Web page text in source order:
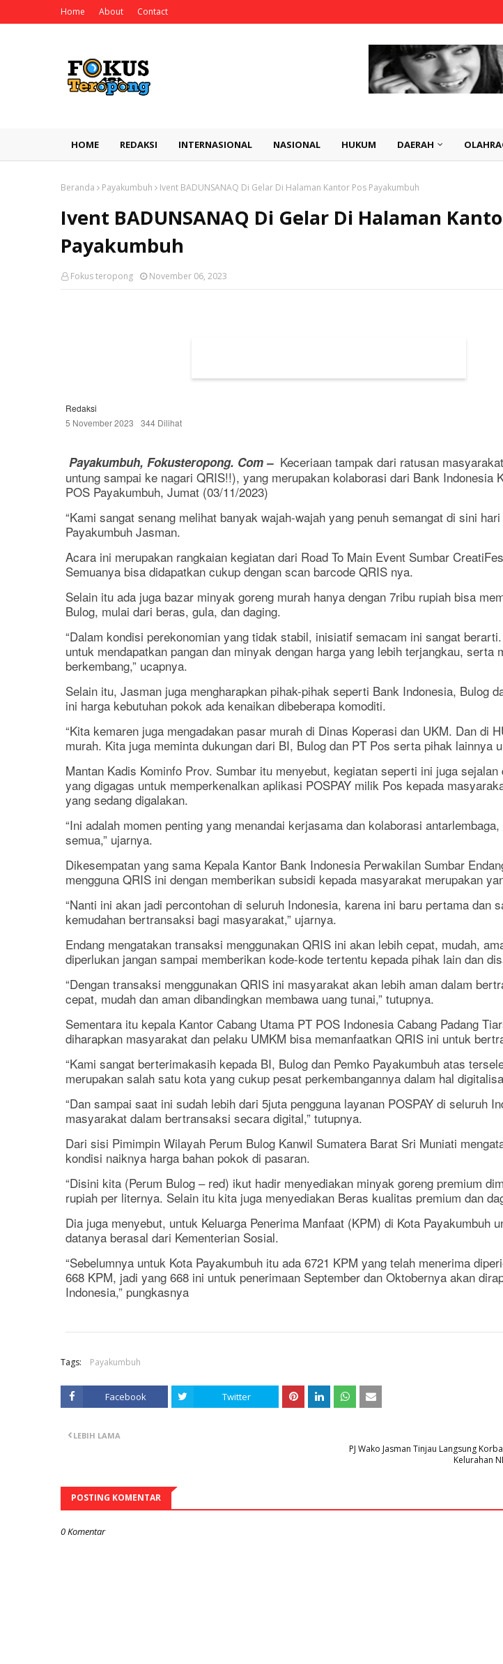
Home About Contact
HOME REDAKSI INTERNASIONAL NASIONAL HUKUM DAERAH
Beranda Payakumbuh Ivent BADUNSANAQ Di Gelar Di Halaman Kantor Pos Payakumbuh
Ivent BADUNSANAQ Di Gelar Di Halaman
Payakumbuh
Fokus teropong November 06, 2023
e
b
i
l
e
Redaksi
5 November 2023
344 Dilihat
Payakumbuh, Fokusteropong. Com – Keceriaan tampak dari ratusan
untung sampai ke nagari QRIS!!), yang merupakan kolaborasi dari Bank Indonesia
POS Payakumbuh, Jumat (03/11/2023)
“Kami sangat senang melihat banyak wajah-wajah yang penuh semangat di sini
Payakumbuh Jasman.
Acara ini merupakan rangkaian kegiatan dari Road To Main Event Sumbar
Semuanya bisa didapatkan cukup dengan scan barcode QRIS nya.
Selain itu ada juga bazar minyak goreng murah hanya dengan 7ribu rupiah bisa
Bulog, mulai dari beras, gula, dan daging.
“Dalam kondisi perekonomian yang tidak stabil, inisiatif semacam ini sangat
untuk mendapatkan pangan dan minyak dengan harga yang lebih terjangkau, serta
berkembang,” ucapnya.
Selain itu, Jasman juga mengharapkan pihak-pihak seperti Bank Indonesia, Bulog
ini harga kebutuhan pokok ada kenaikan dibeberapa komoditi.
“Kita kemaren juga mengadakan pasar murah di Dinas Koperasi dan UKM. Dan di
murah. Kita juga meminta dukungan dari BI, Bulog dan PT Pos serta pihak lainnya
Mantan Kadis Kominfo Prov. Sumbar itu menyebut, kegiatan seperti ini juga
yang digagas untuk memperkenalkan aplikasi POSPAY milik Pos kepada
yang sedang digalakan.
“Ini adalah momen penting yang menandai kerjasama dan kolaborasi
semua,” ujarnya.
Dikesempatan yang sama Kepala Kantor Bank Indonesia Perwakilan Sumbar
mengguna QRIS ini dengan memberikan subsidi kepada masyarakat merupakan
“Nanti ini akan jadi percontohan di seluruh Indonesia, karena ini baru pertama dan
kemudahan bertransaksi bagi masyarakat,” ujarnya.
Endang mengatakan transaksi menggunakan QRIS ini akan lebih cepat, mudah,
diperlukan jangan sampai memberikan kode-kode tertentu kepada pihak lain dan
“Dengan transaksi menggunakan QRIS ini masyarakat akan lebih aman dalam
cepat, mudah dan aman dibandingkan membawa uang tunai,” tutupnya.
Sementara itu kepala Kantor Cabang Utama PT POS Indonesia Cabang Padang
diharapkan masyarakat dan pelaku UMKM bisa memanfaatkan QRIS ini untuk
“Kami sangat berterimakasih kepada BI, Bulog dan Pemko Payakumbuh atas
merupakan salah satu kota yang cukup pesat perkembangannya dalam hal
“Dan sampai saat ini sudah lebih dari 5juta pengguna layanan POSPAY di seluruh
masyarakat dalam bertransaksi secara digital,” tutupnya.
Dari sisi Pimimpin Wilayah Perum Bulog Kanwil Sumatera Barat Sri Muniati
kondisi naiknya harga bahan pokok di pasaran.
“Disini kita (Perum Bulog – red) ikut hadir menyediakan minyak goreng premium
rupiah per liternya. Selain itu kita juga menyediakan Beras kualitas premium dan
Dia juga menyebut, untuk Keluarga Penerima Manfaat (KPM) di Kota
datanya berasal dari Kementerian Sosial.
“Sebelumnya untuk Kota Payakumbuh itu ada 6721 KPM yang telah menerima
668 KPM, jadi yang 668 ini untuk penerimaan September dan Oktobernya akan
Indonesia,” pungkasnya
Tags: Payakumbuh
Facebook Twitter
PJ Wako Jasman Tinjau Langsung
Kelurahan
LEBIH LAMA
POSTING KOMENTAR
0 Komentar